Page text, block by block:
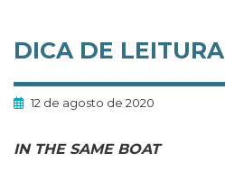
DICA DE LEITURA
12 de agosto de 2020
IN THE SAME BOAT